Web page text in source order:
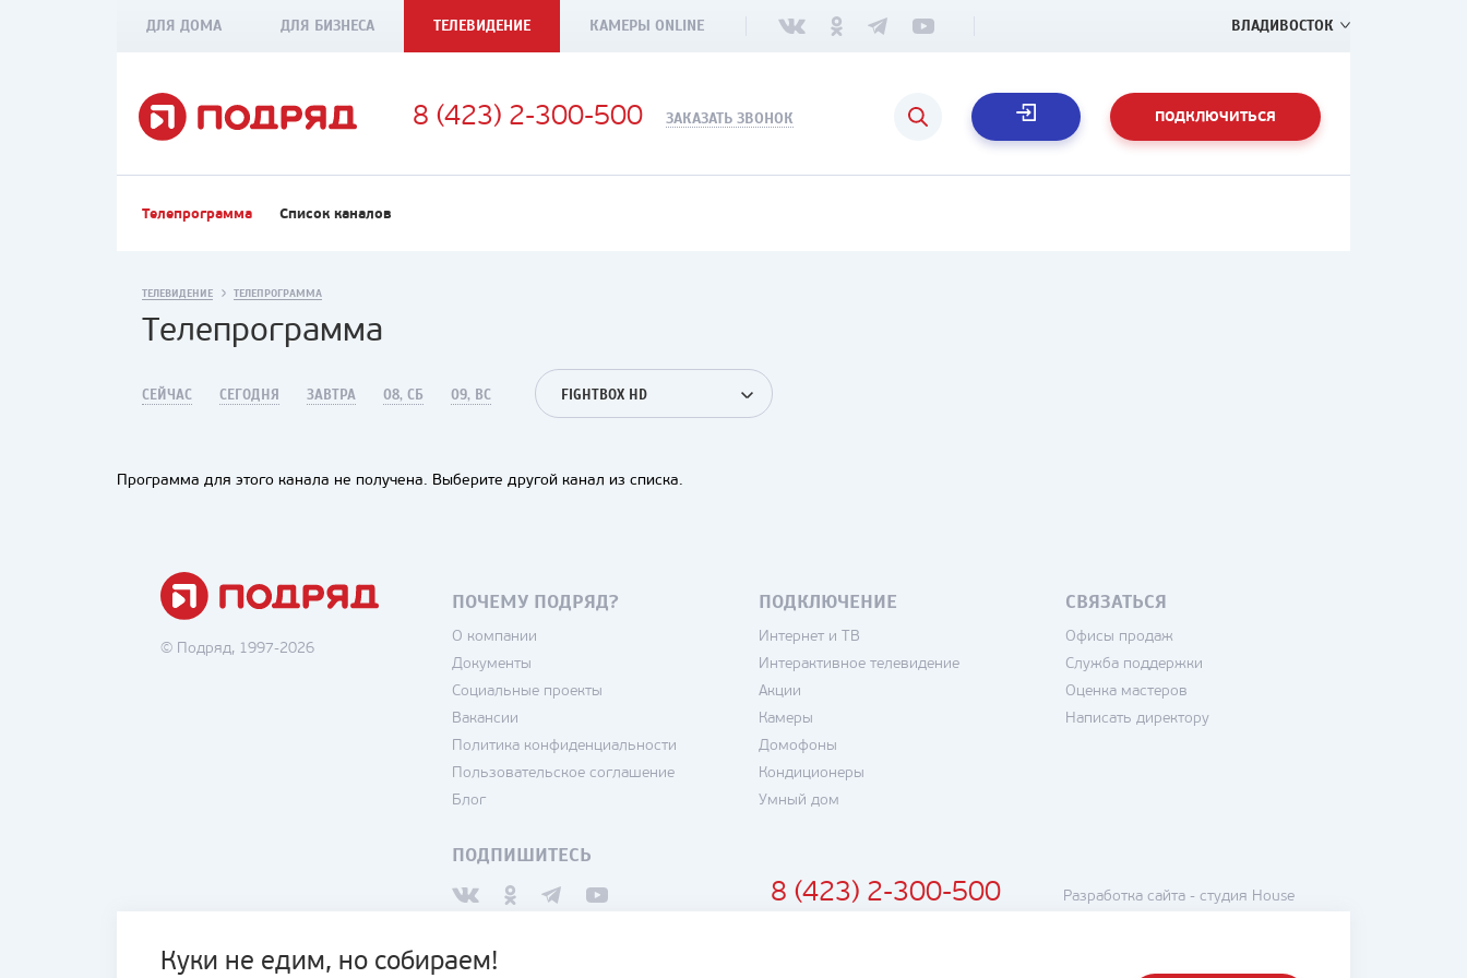
ДЛЯ ДОМА ДЛЯ БИЗНЕСА ТЕЛЕВИДЕНИЕ КАМЕРЫ ONLINE ВЛАДИВОСТОК
8 (423) 2-300-500 ЗАКАЗАТЬ ЗВОНОК ПОДКЛЮЧИТЬСЯ
Телепрограмма Список каналов
Куки не едим, но собираем!
ТЕЛЕВИДЕНИЕ ТЕЛЕПРОГРАММА
Телепрограмма
СЕЙЧАС СЕГОДНЯ ЗАВТРА 08, СБ 09, ВС FIGHTBOX HD
Программа для этого канала не получена. Выберите другой канал из списка.
© Подряд, 1997-2026
ПОЧЕМУ ПОДРЯД?
О компании
Документы
Социальные проекты
Вакансии
Политика конфиденциальности
Пользовательское соглашение
Блог
ПОДКЛЮЧЕНИЕ
Интернет и ТВ
Интерактивное телевидение
Акции
Камеры
Домофоны
Кондиционеры
Умный дом
СВЯЗАТЬСЯ
Офисы продаж
Служба поддержки
Оценка мастеров
Написать директору
ПОДПИШИТЕСЬ
8 (423) 2-300-500 Разработка сайта - студия House